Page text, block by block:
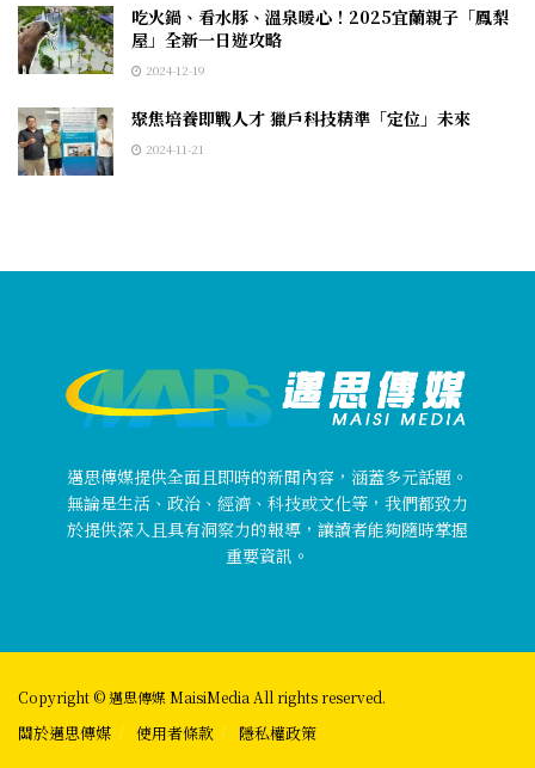
吃火鍋、看水豚、溫泉暖心！2025宜蘭親子「鳳梨
屋」全新一日遊攻略
2024-12-19
聚焦培養即戰人才 獵戶科技精準「定位」未來
2024-11-21
邁思傳媒提供全面且即時的新聞內容，涵蓋多元話題。
無論是生活、政治、經濟、科技或文化等，我們都致力
於提供深入且具有洞察力的報導，讓讀者能夠隨時掌握
重要資訊。
Copyright © 邁思傳媒 MaisiMedia All rights reserved.
關於邁思傳媒 使用者條款 隱私權政策